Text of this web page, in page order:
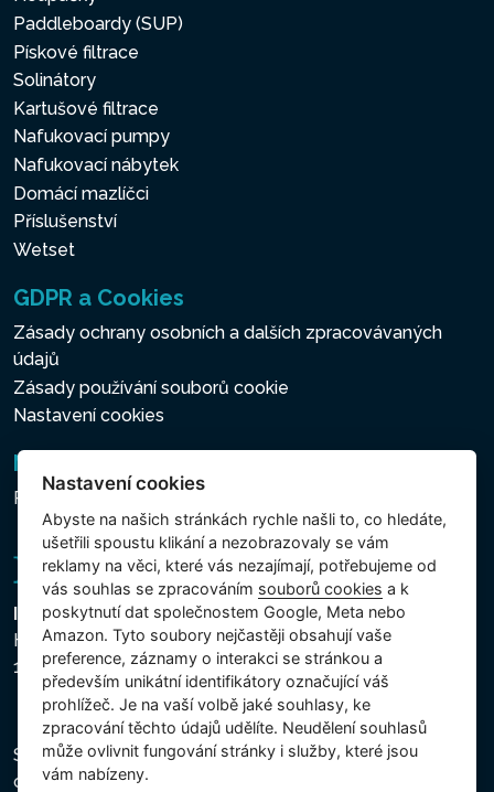
Paddleboardy (SUP)
Pískové filtrace
Solinátory
Kartušové filtrace
Nafukovací pumpy
Nafukovací nábytek
Domácí mazlíčci
Příslušenství
Wetset
GDPR a Cookies
Zásady ochrany osobních a dalších zpracovávaných
údajů
Zásady používání souborů cookie
Nastavení cookies
Newsletter
Přihlášení k odběru novinek
Intex Trading, s.r.o.
Hradecká 2526/3
130 00 Praha 3 - Česká republika
Společnost je zapsána u Městského soudu v Praze,
oddíl C, vložka 74759, IČ 26150808, DIČ CZ26150808.
Nastavení cookies
Abyste na našich stránkách rychle našli to, co hledáte,
ušetřili spoustu klikání a nezobrazovaly se vám
reklamy na věci, které vás nezajímají, potřebujeme od
vás souhlas se zpracováním souborů cookies a k
poskytnutí dat společnostem Google, Meta nebo
Amazon. Tyto soubory nejčastěji obsahují vaše
preference, záznamy o interakci se stránkou a
především unikátní identifikátory označující váš
prohlížeč. Je na vaší volbě jaké souhlasy, ke
zpracování těchto údajů udělíte. Neudělení souhlasů
může ovlivnit fungování stránky i služby, které jsou
vám nabízeny.